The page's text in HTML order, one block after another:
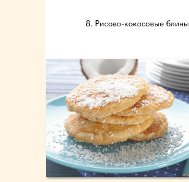
8. Рисово-кокосовые блины